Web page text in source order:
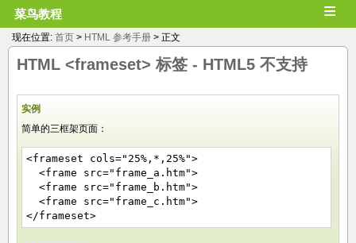
菜鸟教程 ≡
现在位置: 首页 > HTML 参考手册 > 正文
HTML <frameset> 标签 - HTML5 不支持
实例
简单的三框架页面：
<frameset cols="25%,*,25%">
<frame src="frame_a.htm">
<frame src="frame_b.htm">
<frame src="frame_c.htm">
</frameset>